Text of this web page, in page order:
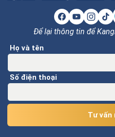
Hệ thống bệnh viện và Viện
-Hà Nội 1-TP.HCM 1-
Nghệ An-Đà Nẵng
Để lại thông tin để
Số điện thoại